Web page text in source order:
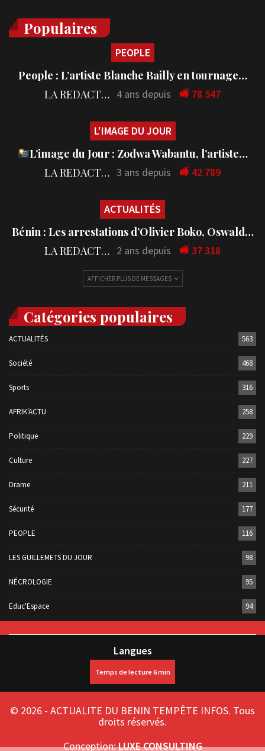
Populaires
PEOPLE
People : L’artiste Blanche Bailly en tournage…
LA REDACTION 4 ans depuis 78 547
L'IMAGE DU JOUR
L’image du Jour : Zodwa Wabantu, l’artiste…
LA REDACTION 3 ans depuis 42 789
ACTUALITÉS
Bénin : Les arrestations d’Olivier Boko, Oswald…
LA REDACTION 2 ans depuis 37 318
AFFICHER PLUS DE MESSAGES
Catégories populaires
ACTUALITÉS 563
Société 468
Sports 316
AFRIK'ACTU 258
Politique 229
Culture 227
Drame 211
Sécurité 177
PEOPLE 116
LES GUILLEMETS DU JOUR 98
NÉCROLOGIE 95
Educ'Espace 94
Langues
© 2026 - ACTUALITE DU BENIN TEMPÊTE INFOS. Tous
droits réservés.
Conception:LUXE CONSULTING